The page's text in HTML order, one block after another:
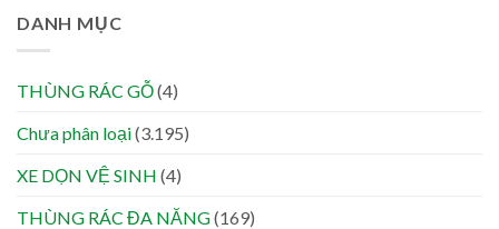
DANH MỤC
THÙNG RÁC GỖ(4)
Chưa phân loại(3.195)
XE DỌN VỆ SINH (4)
THÙNG RÁC ĐA NĂNG(169)